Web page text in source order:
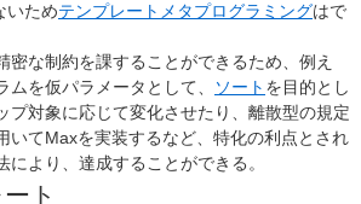
いためテンプレートメタプログラミングはで
密な制約を課することができるため、例え
を仮パラメータとして、
ソート を目的とし
プ対象に応じて変化させたり、離散型の規定
いてMaxを実装するなど、特化の利点とされ
により、達成することができる。
ト